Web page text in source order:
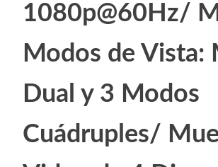
1080p@60Hz/
Modos de Vista:
Dual y 3 Modos
Cuádruples/